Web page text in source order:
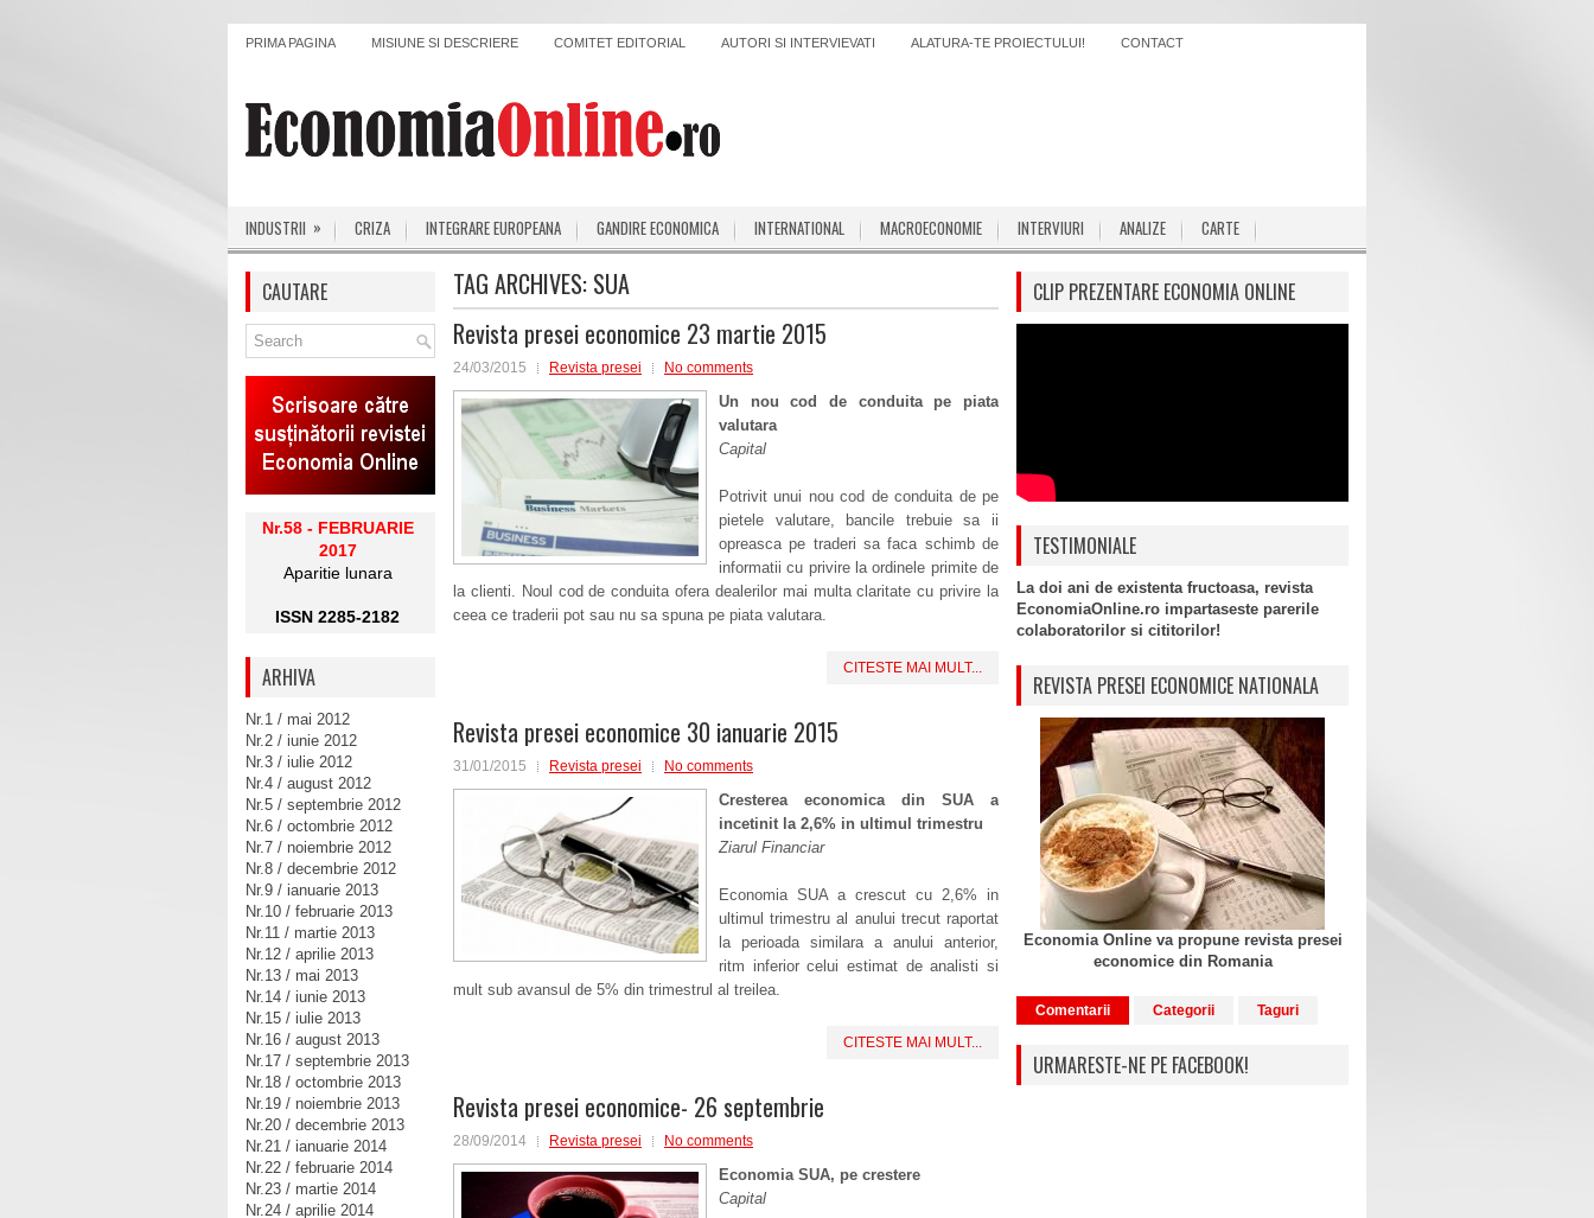
PRIMA PAGINA MISIUNE SI DESCRIERE COMITET EDITORIAL AUTORI SI INTERVIEVATI ALATURA-TE PROIECTULUI! CONTACT
INDUSTRII » CRIZA INTEGRARE EUROPEANA GANDIRE ECONOMICA INTERNATIONAL MACROECONOMIE INTERVIURI ANALIZE CARTE
TAG ARCHIVES: SUA
Revista presei economice 23 martie 2015
24/03/2015 Revista presei No comments
Un nou cod de conduita pe piata
valutara
Capital
Potrivit unui nou cod de conduita de pe
pietele valutare, bancile trebuie sa ii
opreasca pe traderi sa faca schimb de
informatii cu privire la ordinele primite de
la clienti. Noul cod de conduita ofera dealerilor mai multa claritate cu privire la
ceea ce traderii pot sau nu sa spuna pe piata valutara.
CITESTE MAI MULT...
Revista presei economice 30 ianuarie 2015
31/01/2015 Revista presei No comments
Cresterea economica din SUA a
incetinit la 2,6% in ultimul trimestru
Ziarul Financiar
Economia SUA a crescut cu 2,6% in
ultimul trimestru al anului trecut raportat
la perioada similara a anului anterior,
ritm inferior celui estimat de analisti si
mult sub avansul de 5% din trimestrul al treilea.
CITESTE MAI MULT...
Revista presei economice- 26 septembrie
28/09/2014 Revista presei No comments
Economia SUA, pe crestere
Capital
CAUTARE
Nr.58 - FEBRUARIE
2017
Aparitie lunara
ISSN 2285-2182
ARHIVA
Nr.1 / mai 2012
Nr.2 / iunie 2012
Nr.3 / iulie 2012
Nr.4 / august 2012
Nr.5 / septembrie 2012
Nr.6 / octombrie 2012
Nr.7 / noiembrie 2012
Nr.8 / decembrie 2012
Nr.9 / ianuarie 2013
Nr.10 / februarie 2013
Nr.11 / martie 2013
Nr.12 / aprilie 2013
Nr.13 / mai 2013
Nr.14 / iunie 2013
Nr.15 / iulie 2013
Nr.16 / august 2013
Nr.17 / septembrie 2013
Nr.18 / octombrie 2013
Nr.19 / noiembrie 2013
Nr.20 / decembrie 2013
Nr.21 / ianuarie 2014
Nr.22 / februarie 2014
Nr.23 / martie 2014
Nr.24 / aprilie 2014
CLIP PREZENTARE ECONOMIA ONLINE
TESTIMONIALE
La doi ani de existenta fructoasa, revista
EconomiaOnline.ro impartaseste parerile
colaboratorilor si cititorilor!
REVISTA PRESEI ECONOMICE NATIONALA
Economia Online va propune revista presei
economice din Romania
Comentarii Categorii Taguri
URMARESTE-NE PE FACEBOOK!